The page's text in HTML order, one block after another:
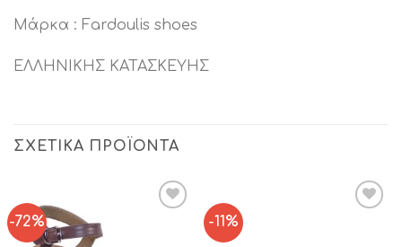
Μάρκα : Fardoulis shoes
ΕΛΛΗΝΙΚΗΣ ΚΑΤΑΣΚΕΥΗΣ
ΣΧΕΤΙΚΆ ΠΡΟΪΌΝΤΑ
-72% -11%